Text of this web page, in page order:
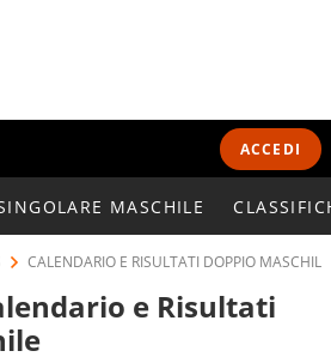
ACCEDI
MASCHILE
CALENDARIO E RISULTATI DOPPIO MASCHILE
e Risultati